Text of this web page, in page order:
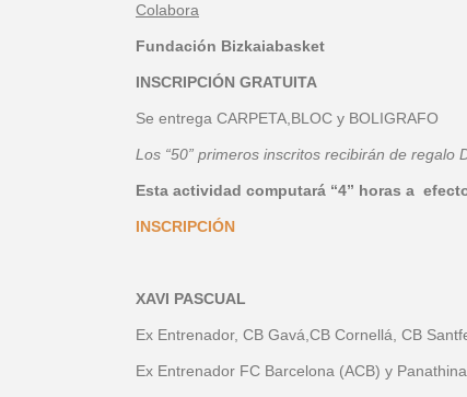
Colabora
Fundación Bizkaiabasket
INSCRIPCIÓN GRATUITA
Se entrega CARPETA,BLOC y BOLIGRAFO
Los “50” primeros inscritos recibirán de regalo
Esta actividad computará “4” horas a
INSCRIPCIÓN
XAVI PASCUAL
Ex Entrenador, CB Gavá,CB Cornellá, CB
Ex Entrenador FC Barcelona (ACB) y